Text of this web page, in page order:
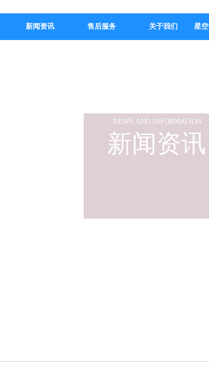
新闻资讯 售后服务 关于我们 星
新闻资讯
NEWS AND INFORMATION